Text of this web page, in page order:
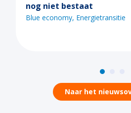
nog niet bestaat
Blue economy Energietransitie
Naar het